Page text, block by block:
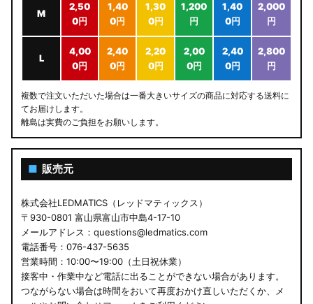
M
2,50
0円
1,40
0円
1,30
0円
1,200
円
1,40
0円
2,000
円
L
4,00
0円
2,40
0円
2,20
0円
2,00
0円
2,40
0円
2,800
円
複数で注文いただいた場合は一番大きいサイズの商品に対応する送料に
てお届けします。
離島は実費のご負担をお願いします。
■ 販売元
株式会社LEDMATICS（レッドマティックス）
〒930-0801 富山県富山市中島4-17-10
メールアドレス：questions@ledmatics.com
電話番号：076-437-5635
営業時間：10:00〜19:00（土日祝休業）
接客中・作業中など電話に出ることができない場合があります。
つながらない場合は時間をおいて再度おかけ直しいただくか、メ